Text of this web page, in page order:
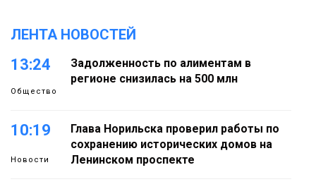
ЛЕНТА НОВОСТЕЙ
13:24
Общество
Задолженность по алиментам в
регионе снизилась на 500 млн
10:19
Новости
Глава Норильска проверил работы по
сохранению исторических домов на
Ленинском проспекте